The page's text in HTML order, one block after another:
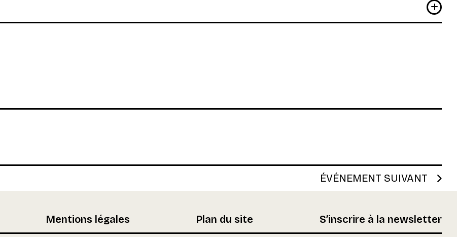
ÉVÉNEMENT SUIVANT
Mentions légales Plan du site S’inscrire à la newsletter